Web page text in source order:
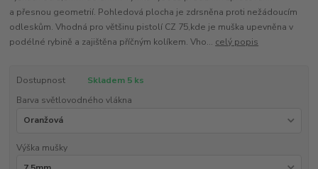
a přesnou geometrií. Pohledová plocha je zdrsněna proti nežádoucím
odleskům. Vhodná pro většinu pistolí CZ 75,kde je muška upevněna v
podélné rybině a zajištěna příčným kolíkem. Vho... celý popis
Dostupnost
Skladem 5 ks
Barva světlovodného vlákna
Výška mušky